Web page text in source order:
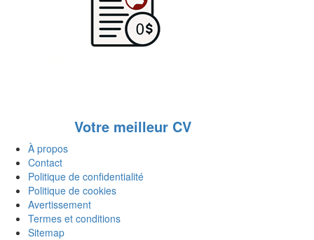
Votre meilleur CV
À propos
Contact
Politique de confidentialité
Politique de cookies
Avertissement
Termes et conditions
Sitemap